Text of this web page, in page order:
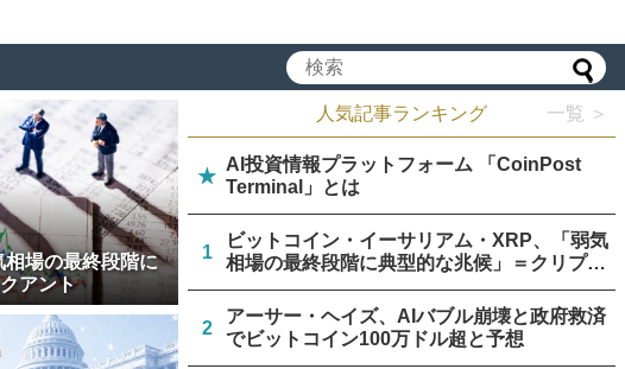
場の最終段階に
アント
人気記事ランキング 一覧 ＞
★
AI投資情報プラットフォーム 「CoinPost
Terminal」とは
1
ビットコイン・イーサリアム・XRP、「弱気
相場の最終段階に典型的な兆候」＝クリプト
クアント
2
アーサー・ヘイズ、AIバブル崩壊と政府救済
でビットコイン100万ドル超と予想